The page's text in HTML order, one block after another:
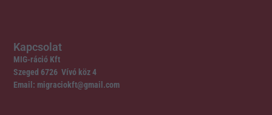
Kapcsolat
MIG-ráció Kft
Szeged 6726 Vívó köz 4
Email: migraciokft@gmail.com